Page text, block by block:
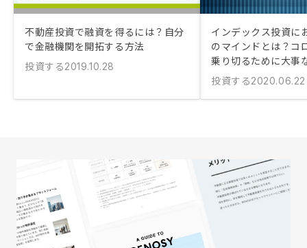
不動産投資で融資を得るには？自分
で金融機関を開拓する方法
投資する2019.10.28
インデックス投資に
のマインドとは？コ
乗り切るために大事
投資する2020.06.22